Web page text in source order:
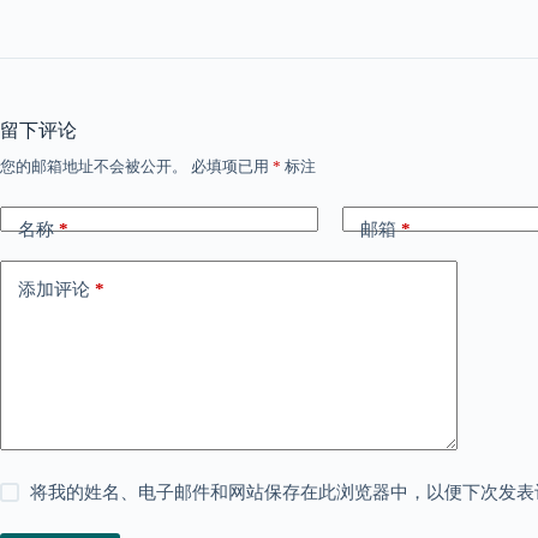
留下评论
您的邮箱地址不会被公开。 必填项已用 * 标注
名称* 邮箱*
添加评论 *
将我的姓名、电子邮件和网站保存在此浏览器中，以便下次发表